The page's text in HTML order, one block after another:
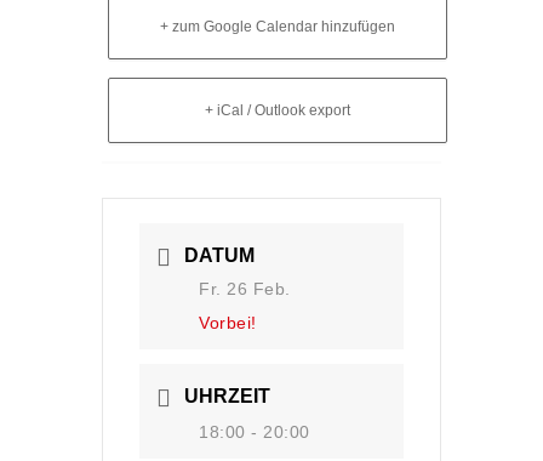
+ zum Google Calendar hinzufügen
+ iCal / Outlook export
DATUM
Fr. 26 Feb.
Vorbei!
UHRZEIT
18:00 - 20:00